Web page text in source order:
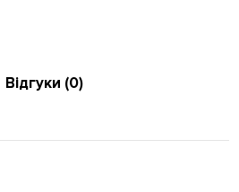
Відгуки (0)